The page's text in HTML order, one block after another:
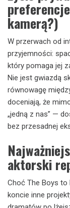
kamerą?)
W przerwach od
przyjemności:
który pomaga jej
Nie jest gwiazdą
równowagę
doceniają, że
„jedną z nas” —
bez przesadnej
aktorski
Choć The Boys to
koncie inne